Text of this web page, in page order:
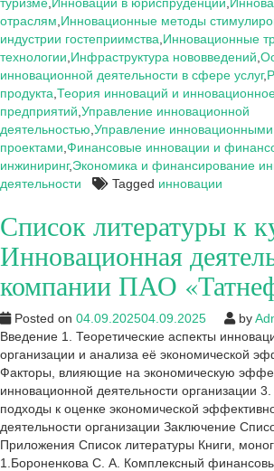
и
анализа
её
экономической
эффективности
отраслям Инновационные методы
индустрии гостеприимства Инновационные
технологии Инфраструктура нововведений
инновационной деятельности в сфере услуг,
продукта Теория инноваций и
предприятий Управление инновационной
деятельностью Управление инновационными
проектами Финансовые инновации и
инжиниринг,Экономика и финансирование
деятельности
Tagged инновации
Список литературы к
Инновационная
компании ПАО
Posted on 04.09.202504.09.2025 by
Введение 1. Теоретические аспекты
организации и анализа её экономической
Факторы, влияющие на экономическую
инновационной деятельности организации
подходы к оценке экономической
деятельности организации Заключение
Приложения Список литературы Книги,
1.Бороненкова С. А. Комплексный